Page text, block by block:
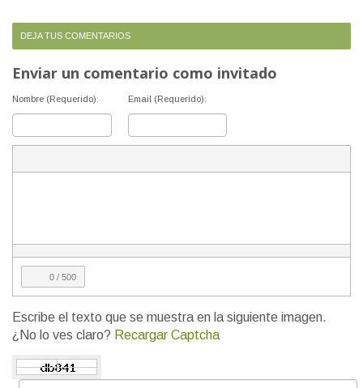
DEJA TUS COMENTARIOS
Enviar un comentario como invitado
Nombre (Requerido): Email (Requerido):
0 / 500
Escribe el texto que se muestra en la siguiente imagen.
¿No lo ves claro? Recargar Captcha